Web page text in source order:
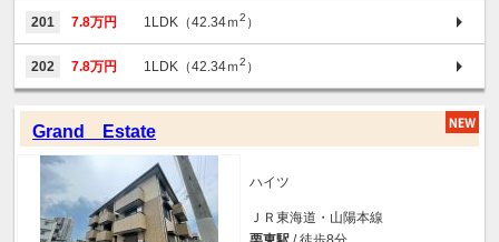
201 7.8万円 1LDK（42.34ｍ2 ）
202 7.8万円 1LDK（42.34ｍ2 ）
Grand Estate
ハイツ
ＪＲ東海道・山陽本線